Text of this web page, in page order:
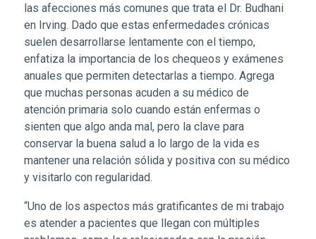
las afecciones más comunes que trata el Dr. Budhani
en Irving. Dado que estas enfermedades crónicas
suelen desarrollarse lentamente con el tiempo,
enfatiza la importancia de los chequeos y exámenes
anuales que permiten detectarlas a tiempo. Agrega
que muchas personas acuden a su médico de
atención primaria solo cuando están enfermas o
sienten que algo anda mal, pero la clave para
conservar la buena salud a lo largo de la vida es
mantener una relación sólida y positiva con su médico
y visitarlo con regularidad.
“Uno de los aspectos más gratificantes de mi trabajo
es atender a pacientes que llegan con múltiples